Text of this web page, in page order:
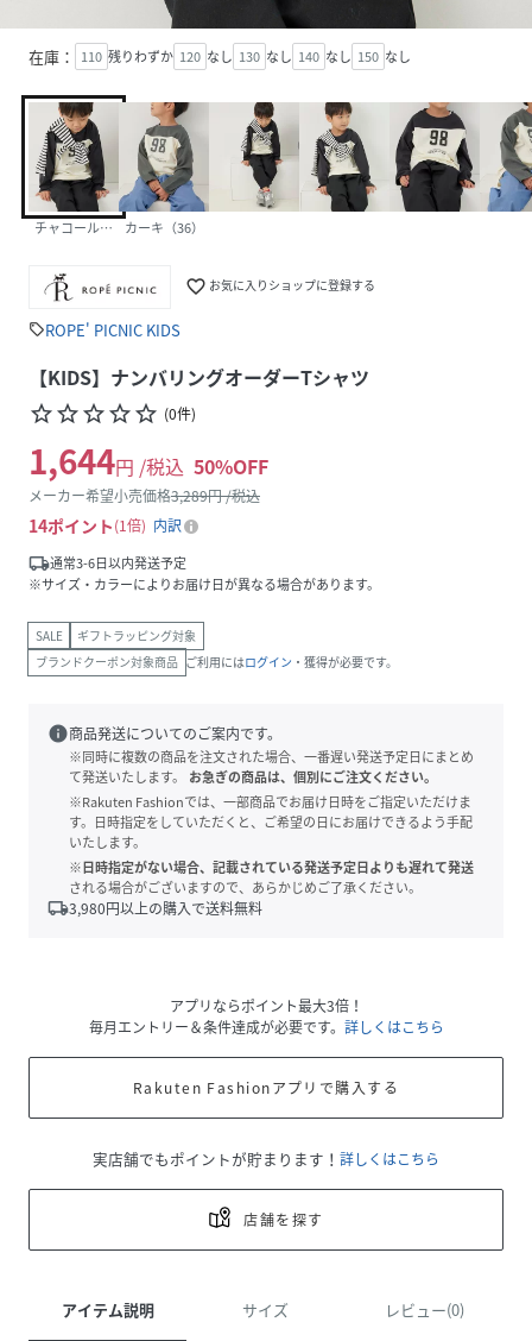
在庫： 110 残りわずか 120 なし 130 なし 140 なし 150 なし
チャコール（06）カーキ（36）
favorite_border お気に入りショップに登録する
sellROPE' PICNIC KIDS
【KIDS】ナンバリングオーダーTシャツ
star_borderstar_borderstar_borderstar_borderstar_border (0件)
1,644円 /税込 50%OFF
メーカー希望小売価格3,289円 /税込
14ポイント 1倍
内訳
local_shipping通常3-6日以内発送予定
※サイズ・カラーによりお届け日が異なる場合があります。
SALE
ギフトラッピング対象
ブランドクーポン対象商品 ご利用にはログイン ・獲得が必要です。
info商品発送についてのご案内です。
※同時に複数の商品を注文された場合、一番遅い発送予定日にまとめ
て発送いたします。
お急ぎの商品は、個別にご注文ください。
※Rakuten Fashionでは、一部商品でお届け日時をご指定いただけま
す。日時指定をしていただくと、ご希望の日にお届けできるよう手配
いたします。
※日時指定がない場合、記載されている発送予定日よりも遅れて発送
される場合がございますので、あらかじめご了承ください。
local_shipping3,980円以上の購入で送料無料
アプリならポイント最大3倍！
毎月エントリー＆条件達成が必要です。 詳しくはこちら
Rakuten Fashionアプリで購入する
実店舗でもポイントが貯まります！ 詳しくはこちら
店舗を探す
アイテム説明 サイズ レビュー(0)